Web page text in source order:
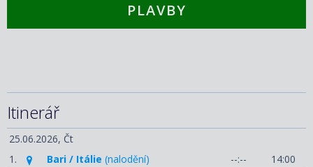
PLAVBY
Itinerář
25.06.2026, Čt
1.
Bari / Itálie (nalodění) --:--
14:00